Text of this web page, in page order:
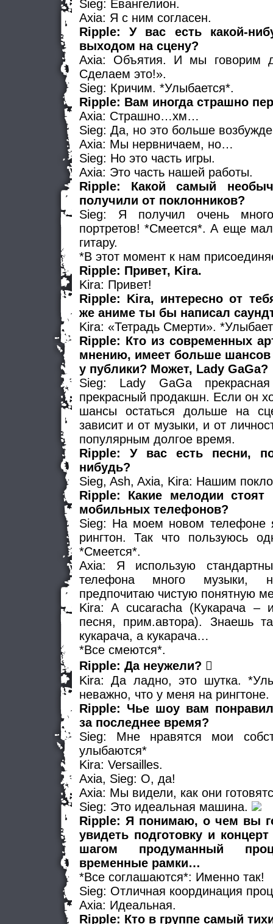
Sieg: Евангелион.
Axia: Я с ним согласен.
Ripple: У вас есть какой-
выходом на сцену?
Axia: Объятия. И мы говорим
Сделаем это!».
Sieg: Кричим. *Улыбается*.
Ripple: Вам иногда страшно
Axia: Страшно…хм…
Sieg: Да, но это больше
Axia: Мы нервничаем, но…
Sieg: Но это часть игры.
Axia: Это часть нашей работы.
Ripple: Какой самый
получили от поклонников?
Sieg: Я получил очень
портретов! *Смеется*. А еще
гитару.
*В этот момент к нам
Ripple: Привет, Kira.
Kira: Привет!
Ripple: Kira, интересно от
же аниме ты бы написал
Kira: «Тетрадь Смерти».
Ripple: Кто из современных
мнению, имеет больше
у публики? Может, Lady GaGa?
Sieg: Lady GaGa
прекрасный продакшн. Если он
шансы остаться дольше на
зависит и от музыки, и от
популярным долгое время.
Ripple: У вас есть песни,
нибудь?
Sieg, Ash, Axia, Kira: Нашим
Ripple: Какие мелодии стоят
мобильных телефонов?
Sieg: На моем новом телефоне
рингтон. Так что пользуюсь
*Смеется*.
Axia: Я использую
телефона много музыки,
предпочитаю чистую понятную
Kira: A cucaracha (Кукарача –
песня, прим.автора). Знаешь
кукарача, а кукарача…
*Все смеются*.
Ripple: Да неужели? 
Kira: Да ладно, это шутка.
неважно, что у меня на рингтоне.
Ripple: Чье шоу вам
за последнее время?
Sieg: Мне нравятся мои
улыбаются*
Kira: Versailles.
Axia, Sieg: О, да!
Axia: Мы видели, как они
Sieg: Это идеальная машина.
Ripple: Я понимаю, о чем вы
увидеть подготовку и
шагом продуманный
временные рамки…
*Все соглашаются*: Именно так!
Sieg: Отличная координация
Axia: Идеальная.
Ripple: Кто в группе самый